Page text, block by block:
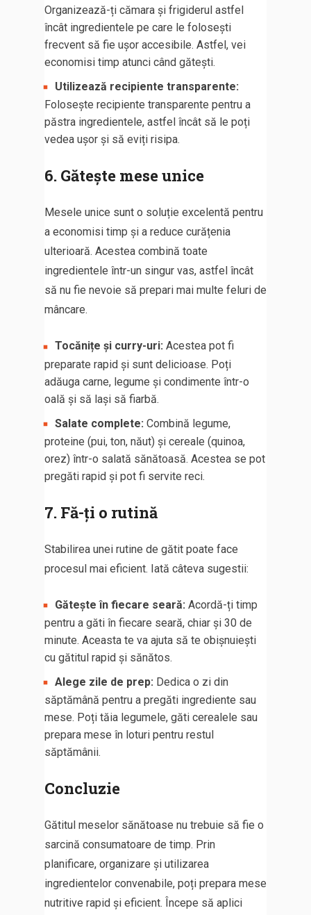
Organizează-ți cămara și frigiderul astfel
încât ingredientele pe care le folosești
frecvent să fie ușor accesibile. Astfel, vei
economisi timp atunci când gătești.
Utilizează recipiente transparente:
Folosește recipiente transparente pentru a
păstra ingredientele, astfel încât să le poți
vedea ușor și să eviți risipa.
6. Gătește mese unice
Mesele unice sunt o soluție excelentă pentru
a economisi timp și a reduce curățenia
ulterioară. Acestea combină toate
ingredientele într-un singur vas, astfel încât
să nu fie nevoie să prepari mai multe feluri de
mâncare.
Tocănițe și curry-uri: Acestea pot fi
preparate rapid și sunt delicioase. Poți
adăuga carne, legume și condimente într-o
oală și să lași să fiarbă.
Salate complete: Combină legume,
proteine (pui, ton, năut) și cereale (quinoa,
orez) într-o salată sănătoasă. Acestea se pot
pregăti rapid și pot fi servite reci.
7. Fă-ți o rutină
Stabilirea unei rutine de gătit poate face
procesul mai eficient. Iată câteva sugestii:
Gătește în fiecare seară: Acordă-ți timp
pentru a găti în fiecare seară, chiar și 30 de
minute. Aceasta te va ajuta să te obișnuiești
cu gătitul rapid și sănătos.
Alege zile de prep: Dedica o zi din
săptămână pentru a pregăti ingrediente sau
mese. Poți tăia legumele, găti cerealele sau
prepara mese în loturi pentru restul
săptămânii.
Concluzie
Gătitul meselor sănătoase nu trebuie să fie o
sarcină consumatoare de timp. Prin
planificare, organizare și utilizarea
ingredientelor convenabile, poți prepara mese
nutritive rapid și eficient. Începe să aplici